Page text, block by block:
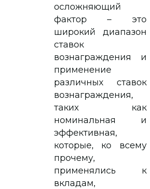
осложняющий
фактор – это
широкий диапазон
ставок
вознаграждения и
применение
различных ставок
вознаграждения,
таких как
номинальная и
эффективная,
которые, ко всему
прочему,
применялись к
вкладам,